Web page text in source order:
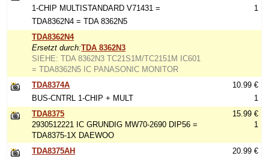
1-CHIP MULTISTANDARD V71431 =
TDA8362N4 = TDA 8362N5
1
TDA8362N4
Ersetzt durch:TDA 8362N3
SIEHE: TDA 8362N3 TC21S1M/TC2151M IC601
= TDA8362N5 IC PANASONIC MONITOR
TDA8374A
BUS-CNTRL 1-CHIP + MULT
10.99 €
1
TDA8375
2930512221 IC GRUNDIG MW70-2690 DIP56 =
TDA8375-1X DAEWOO
15.99 €
1
TDA8375AH
20.99 €